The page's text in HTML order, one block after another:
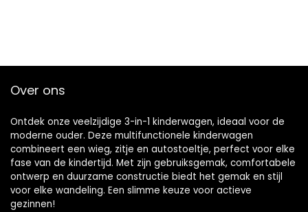
Over ons
Ontdek onze veelzijdige 3-in-1 kinderwagen, ideaal voor de
moderne ouder. Deze multifunctionele kinderwagen
combineert een wieg, zitje en autostoeltje, perfect voor elke
fase van de kindertijd. Met zijn gebruiksgemak, comfortabele
ontwerp en duurzame constructie biedt het gemak en stijl
voor elke wandeling. Een slimme keuze voor actieve
gezinnen!